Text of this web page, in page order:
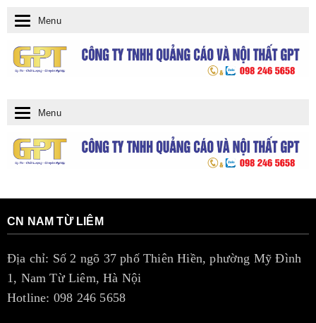
T
o
e
a
v
g
a
Menu
T
o
l
Menu
CN NAM TỪ LIÊM
Địa chỉ: Số 2 ngõ 37 phố Thiên Hiền, phường Mỹ Đình
1, Nam Từ Liêm, Hà Nội
Hotline: 098 246 5658